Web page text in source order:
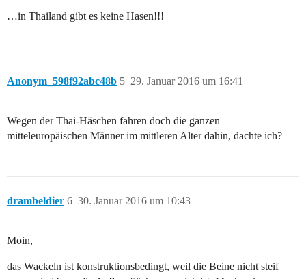
…in Thailand gibt es keine Hasen!!!
Anonym_598f92abc48b 29. Januar 2016 um 16:41
5
Wegen der Thai-Häschen fahren doch die ganzen
mitteleuropäischen Männer im mittleren Alter dahin, dachte ich?
drambeldier 30. Januar 2016 um 10:43
6
Moin,
das Wackeln ist konstruktionsbedingt, weil die Beine nicht steif